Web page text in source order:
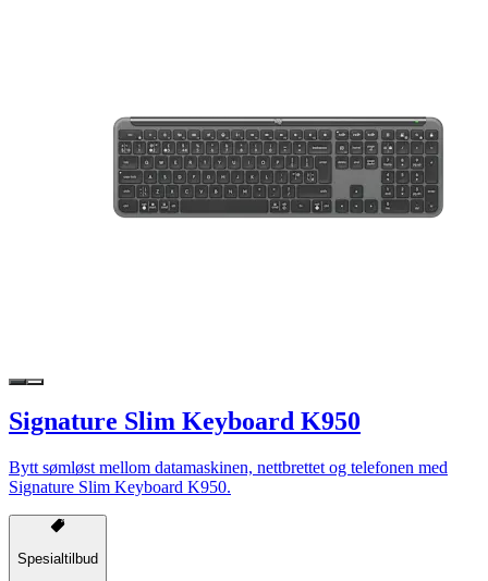
Signature Slim Keyboard K950
Bytt sømløst mellom datamaskinen, nettbrettet og telefonen med
Signature Slim Keyboard K950.
Spesialtilbud